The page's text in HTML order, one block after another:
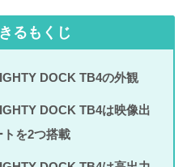
るもくじ
DOCK TB4の外観
DOCK TB4は映像出
を2つ搭載